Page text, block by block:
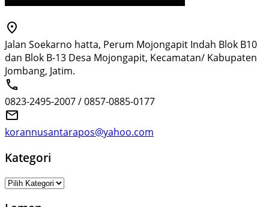
Jalan Soekarno hatta, Perum Mojongapit Indah Blok B10
dan Blok B-13 Desa Mojongapit, Kecamatan/ Kabupaten
Jombang, Jatim.
0823-2495-2007 / 0857-0885-0177
korannusantarapos@yahoo.com
Kategori
Kategori